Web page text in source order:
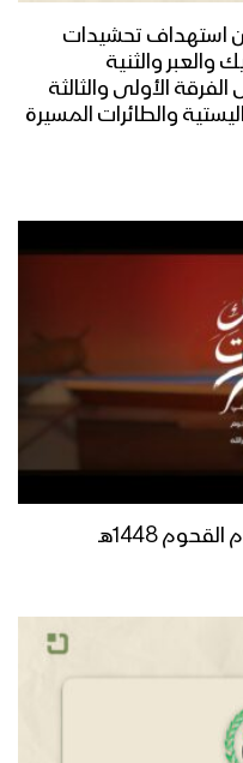
استهداف تحشيدات
والثنية
الأولى والثالثة
والطائرات المسيرة
1448هـ